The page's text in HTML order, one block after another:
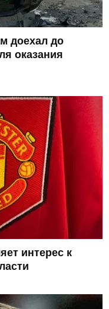
доехал до
оказания
интерес к